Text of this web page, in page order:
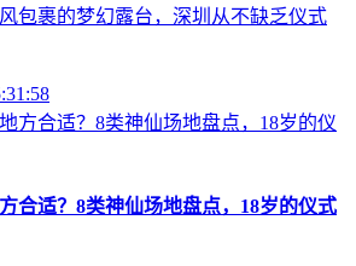
包裹的梦幻露台，深圳从不缺乏仪式
合适？8类神仙场地盘点，18岁的仪式